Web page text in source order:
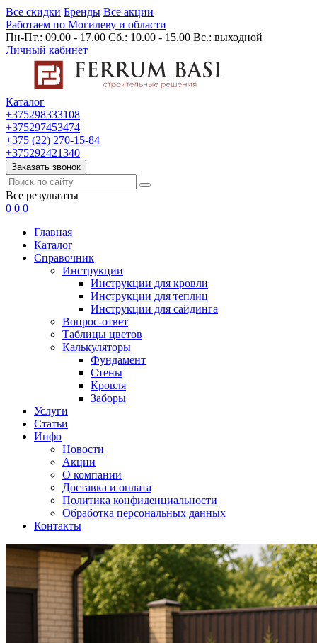
Все скидки Бренды Все акции
Работаем по Могилеву и области
Пн-Пт.: 09.00 - 17.00 Сб.: 10.00 - 15.00 Вс.: выходной
Личный кабинет
Каталог
+375298333108
+375297453474
+375 (22) 270-15-84
+375292421340
Заказать звонок
Все результаты
0 0 0
Главная
Каталог
Cправочник
Инструкции
Инструкции для кровли
Инструкции для теплиц
Инструкции для сайдинга
Вопрос-ответ
Таблицы цветов
Калькуляторы
Фундамент
Стены
Кровля
Заборы
Услуги
Статьи
Инфо
Новости
Акции
О компании
Доставка и оплата
Политика конфиденциальности
Обработка персональных данных
Контакты